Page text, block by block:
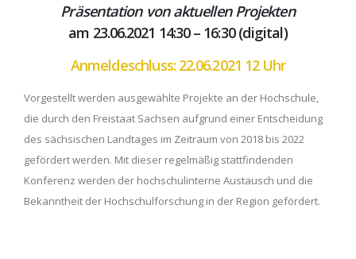
Präsentation von aktuellen Projekten
am 23.06.2021 14:30 – 16:30 (digital)
Anmeldeschluss: 22.06.2021 12 Uhr
Vorgestellt werden ausgewählte Projekte an der Hochschule,
die durch den Freistaat Sachsen aufgrund einer Entscheidung
des sächsischen Landtages im Zeitraum von 2018 bis 2022
gefördert werden. Mit dieser regelmäßig stattfindenden
Konferenz werden der hochschulinterne Austausch und die
Bekanntheit der Hochschulforschung in der Region gefördert.